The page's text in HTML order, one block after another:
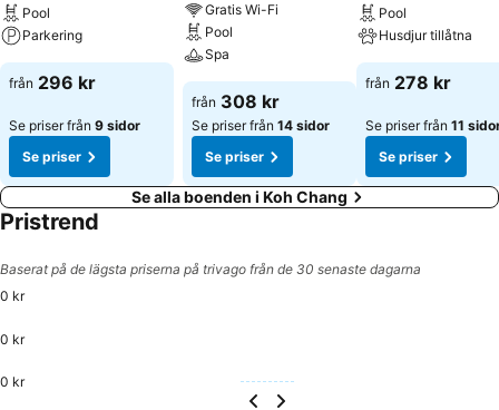
Pool
Parkering
från 296 kr
Se priser från 9 sidor
Se priser
Gratis Wi-Fi
Pool
Spa
från 308 kr
Se priser från 14 sidor
Se priser
Pool
Husdjur tillåtna
från 278 kr
Se priser från 11
Se priser
Se alla boenden i Koh Chang
Pristrend
Baserat på de lägsta priserna på trivago från de 30 senaste dagarna
0 kr
0 kr
0 kr